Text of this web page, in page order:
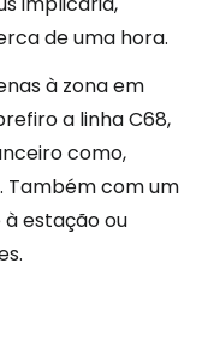
de uma hora.
à zona em
a linha C68,
como,
Também com um
à estação ou